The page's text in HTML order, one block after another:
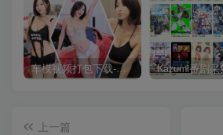
车模视频打包下载-高清无水印版
上一篇